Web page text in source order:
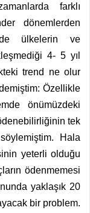
farklı
dönemlerden
ülkelerin ve
4- 5 yıl
trend ne olur
Özellikle
önümüzdeki
tek
Hala
yeterli olduğu
ödenmemesi
yaklaşık 20
bir problem.